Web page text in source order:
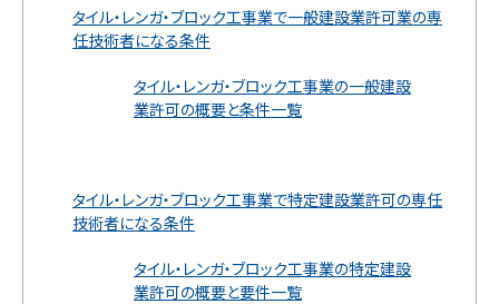
タイル・レンガ・ブロック工事業で一般建設業許可業の専
任技術者になる条件
タイル・レンガ・ブロック工事業の一般建設
業許可の概要と条件一覧
タイル・レンガ・ブロック工事業で特定建設業許可の専任
技術者になる条件
タイル・レンガ・ブロック工事業の特定建設
業許可の概要と要件一覧